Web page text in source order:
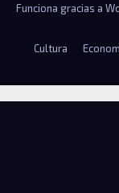
Funciona gracias a
Cultura